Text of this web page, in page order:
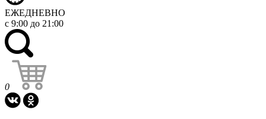
ЕЖЕДНЕВНО
с 9:00 до 21:00
0